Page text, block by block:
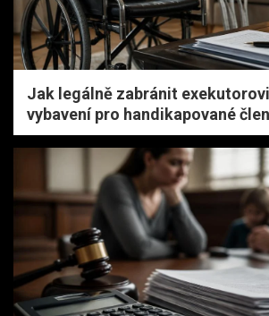
Jak legálně zabránit
vybavení pro handikapované